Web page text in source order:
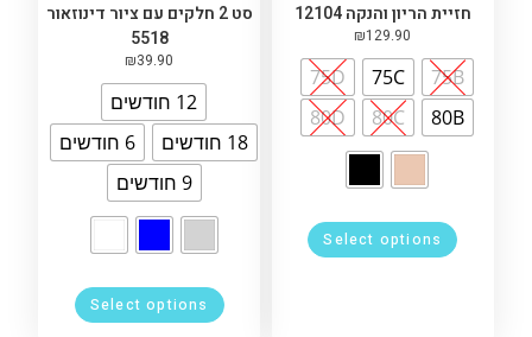
חזיית הריון והנקה 12104
₪129.90
75B
75C
75D
80B
80C
80D
Select options
סט 2 חלקים עם ציור דינוזאור
5518
₪39.90
12 חודשים
18 חודשים
6 חודשים
9 חודשים
Select options